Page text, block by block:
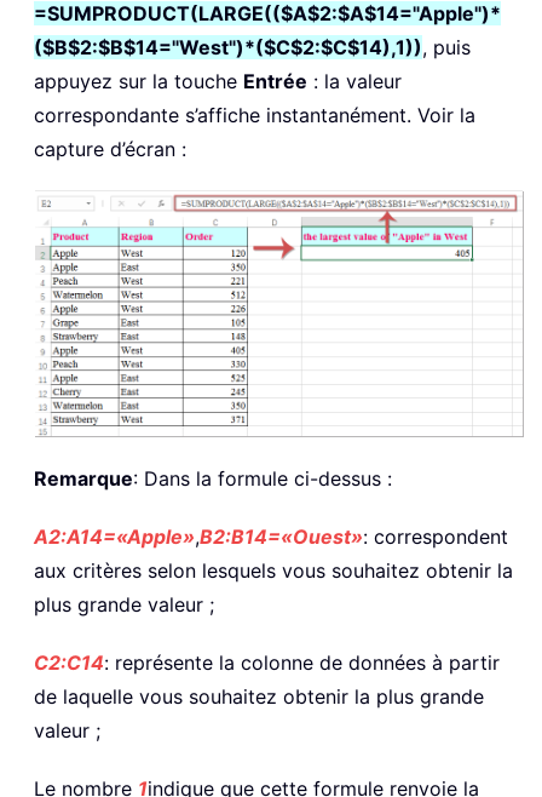
=SUMPRODUCT(LARGE(($A$2:$A$14="Apple")*
($B$2:$B$14="West")*($C$2:$C$14),1)), puis
appuyez sur la touche Entrée : la valeur
correspondante s’affiche instantanément. Voir la
capture d’écran :
Remarque: Dans la formule ci-dessus :
A2:A14=«Apple»,B2:B14=«Ouest»: correspondent
aux critères selon lesquels vous souhaitez obtenir la
plus grande valeur ;
C2:C14: représente la colonne de données à partir
de laquelle vous souhaitez obtenir la plus grande
valeur ;
Le nombre 1indique que cette formule renvoie la